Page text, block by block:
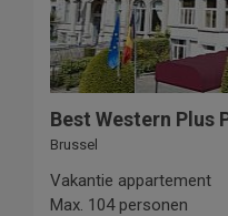
Best Western Plus
Brussel
Vakantie appartement
Max. 104 personen